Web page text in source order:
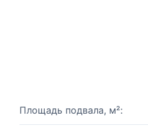
Площадь подвала, м²: